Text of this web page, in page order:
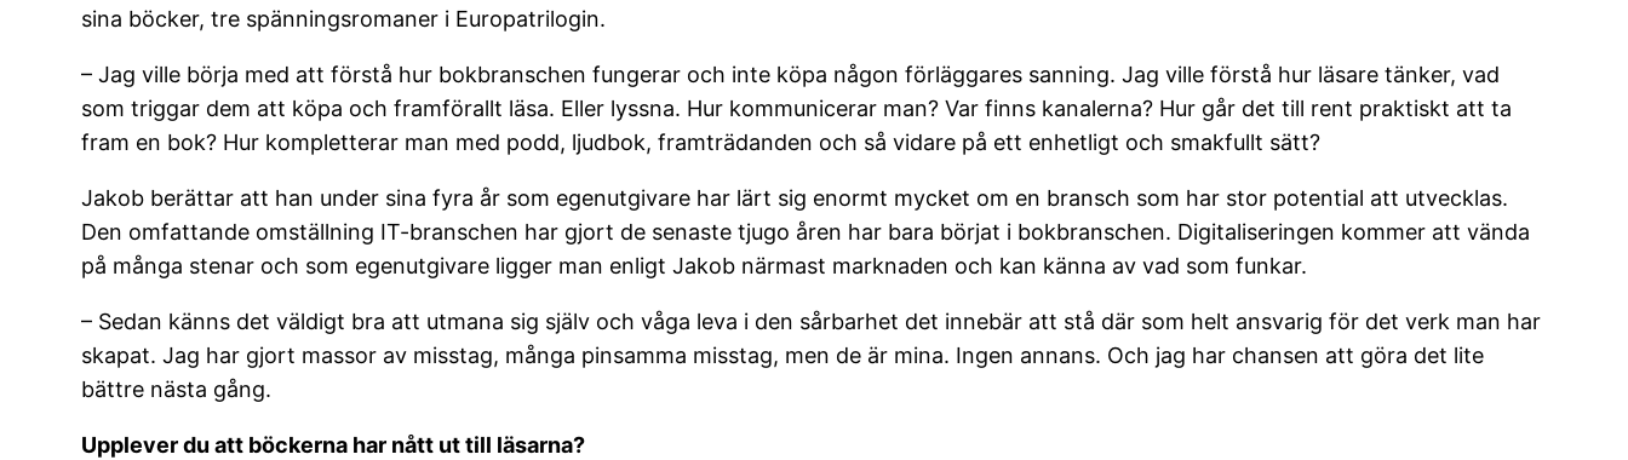
sina böcker, tre spänningsromaner i Europatrilogin.
– Jag ville börja med att förstå hur bokbranschen fungerar och inte köpa någon förläggares sanning. Jag ville förstå hur läsare tänker, vad
som triggar dem att köpa och framförallt läsa. Eller lyssna. Hur kommunicerar man? Var finns kanalerna? Hur går det till rent praktiskt att ta
fram en bok? Hur kompletterar man med podd, ljudbok, framträdanden och så vidare på ett enhetligt och smakfullt sätt?
Jakob berättar att han under sina fyra år som egenutgivare har lärt sig enormt mycket om en bransch som har stor potential att utvecklas.
Den omfattande omställning IT-branschen har gjort de senaste tjugo åren har bara börjat i bokbranschen. Digitaliseringen kommer att vända
på många stenar och som egenutgivare ligger man enligt Jakob närmast marknaden och kan känna av vad som funkar.
– Sedan känns det väldigt bra att utmana sig själv och våga leva i den sårbarhet det innebär att stå där som helt ansvarig för det verk man har
skapat. Jag har gjort massor av misstag, många pinsamma misstag, men de är mina. Ingen annans. Och jag har chansen att göra det lite
bättre nästa gång.
Upplever du att böckerna har nått ut till läsarna?